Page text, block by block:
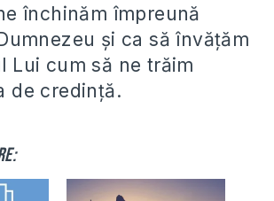
închinăm împreună
şi ca să învăţăm
Lui cum să ne trăim
de credinţă.